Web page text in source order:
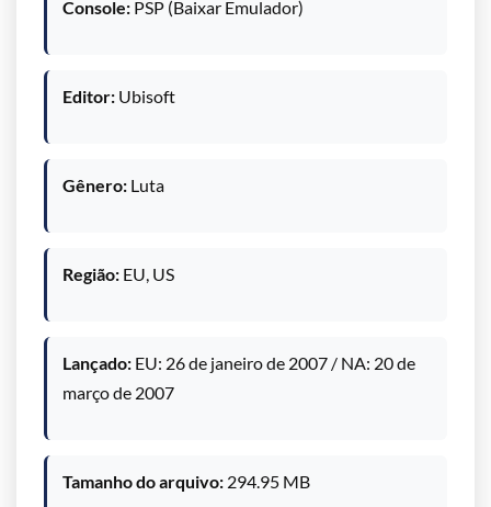
Console: PSP (Baixar Emulador)
Editor: Ubisoft
Gênero: Luta
Região: EU, US
Lançado: EU: 26 de janeiro de 2007 / NA: 20 de
março de 2007
Tamanho do arquivo: 294.95 MB